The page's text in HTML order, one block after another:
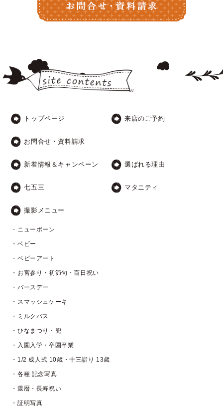
トップページ 来店のご予約
お問合せ・資料請求
新着情報＆キャンペーン 選ばれる理由
七五三 マタニティ
撮影メニュー
・ニューボーン
・ベビー
・ベビーアート
・お宮参り・初節句・百日祝い
・バースデー
・スマッシュケーキ
・ミルクバス
・ひなまつり・兜
・入園入学・卒園卒業
・1/2 成人式 10歳・十三詣り 13歳
・各種 記念写真
・還暦・長寿祝い
・証明写真